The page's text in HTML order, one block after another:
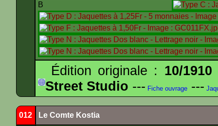
B
Édition originale : 10/1910
Street Studio --- Fiche ouvrage ---
012 Le Comte Kostia